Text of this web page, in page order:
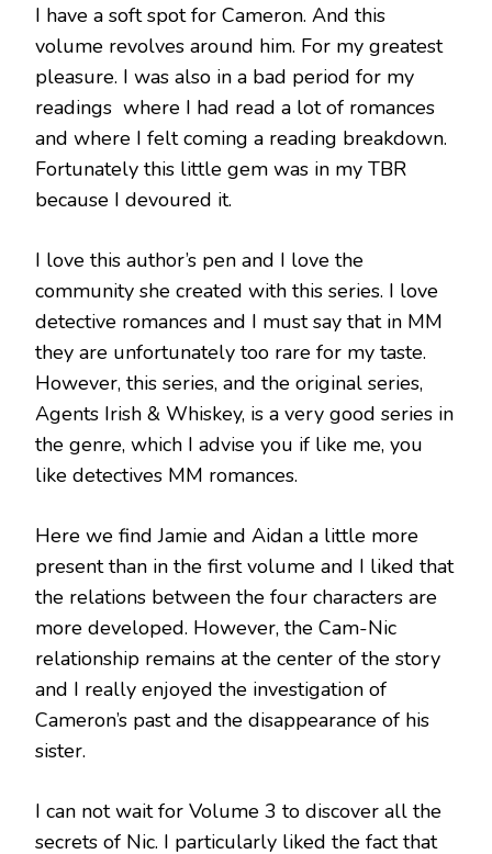
I have a soft spot for Cameron. And this
volume revolves around him. For my greatest
pleasure. I was also in a bad period for my
readings where I had read a lot of romances
and where I felt coming a reading breakdown.
Fortunately this little gem was in my TBR
because I devoured it.
I love this author’s pen and I love the
community she created with this series. I love
detective romances and I must say that in MM
they are unfortunately too rare for my taste.
However, this series, and the original series,
Agents Irish & Whiskey, is a very good series in
the genre, which I advise you if like me, you
like detectives MM romances.
Here we find Jamie and Aidan a little more
present than in the first volume and I liked that
the relations between the four characters are
more developed. However, the Cam-Nic
relationship remains at the center of the story
and I really enjoyed the investigation of
Cameron’s past and the disappearance of his
sister.
I can not wait for Volume 3 to discover all the
secrets of Nic. I particularly liked the fact that